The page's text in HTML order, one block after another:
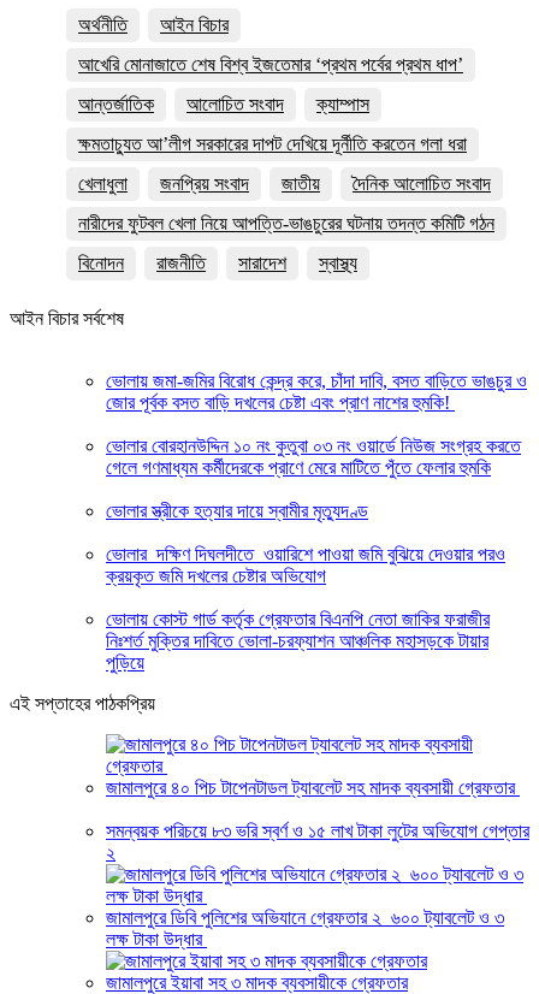
অর্থনীতি
আইন বিচার
আখেরি মোনাজাতে শেষ বিশ্ব ইজতেমার ‘প্রথম পর্বের প্রথম ধাপ’
আন্তর্জাতিক
আলোচিত সংবাদ
ক্যাম্পাস
ক্ষমতাচ্যুত আ’লীগ সরকারের দাপট দেখিয়ে দূর্নীতি করতেন গলা ধরা
খেলাধুলা
জনপ্রিয় সংবাদ জাতীয়
দৈনিক আলোচিত সংবাদ
নারীদের ফুটবল খেলা নিয়ে আপত্তি-ভাঙচুরের ঘটনায় তদন্ত কমিটি গঠন
বিনোদন
রাজনীতি সারাদেশ স্বাস্থ্য
আইন বিচার সর্বশেষ
ভোলায় জমা-জমির বিরোধ কেন্দ্র করে, চাঁদা দাবি, বসত বাড়িতে ভাঙচুর ও
জোর পূর্বক বসত বাড়ি দখলের চেষ্টা এবং প্রাণ নাশের হুমকি! ‎
ভোলার বোরহানউদ্দিন ১০ নং কুতুবা ০৩ নং ওয়ার্ডে নিউজ সংগ্রহ করতে
গেলে গণমাধ্যম কর্মীদেরকে প্রাণে মেরে মাটিতে পুঁতে ফেলার হুমকি
ভোলার স্ত্রীকে হত্যার দায়ে স্বামীর মৃত্যুদণ্ড
ভোলার দক্ষিণ দিঘলদীতে ওয়ারিশে পাওয়া জমি বুঝিয়ে দেওয়ার পরও
ক্রয়কৃত জমি দখলের চেষ্টার অভিযোগ
ভোলায় কোস্ট গার্ড কর্তৃক গ্রেফতার বিএনপি নেতা জাকির ফরাজীর
নিঃশর্ত মুক্তির দাবিতে ভোলা-চরফ্যাশন আঞ্চলিক মহাসড়কে টায়ার
পুড়িয়ে
এই সপ্তাহের পাঠকপ্রিয়
জামালপুরে ৪০ পিচ টাপেনটাডল ট্যাবলেট সহ মাদক ব্যবসায়ী গ্রেফতার
সমন্বয়ক পরিচয়ে ৮৩ ভরি স্বর্ণ ও ১৫ লাখ টাকা লুটের অভিযোগ গেপ্তার
২
জামালপুরে ডিবি পুলিশের অভিযানে গ্রেফতার ২ ৬০০ ট্যাবলেট ও ৩
লক্ষ টাকা উদ্ধার
জামালপুরে ইয়াবা সহ ৩ মাদক ব্যবসায়ীকে গ্রেফতার